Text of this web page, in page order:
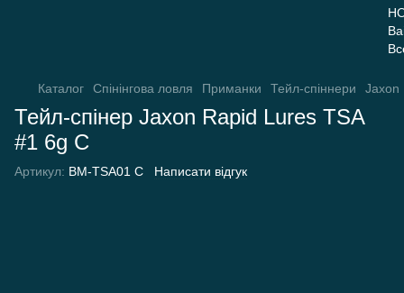
Каталог Спінінгова ловля Приманки Тейл-спіннери Jaxon
Тейл-спінер Jaxon Rapid Lures TSA
#1 6g C
Артикул: BM-TSA01 C Написати відгук